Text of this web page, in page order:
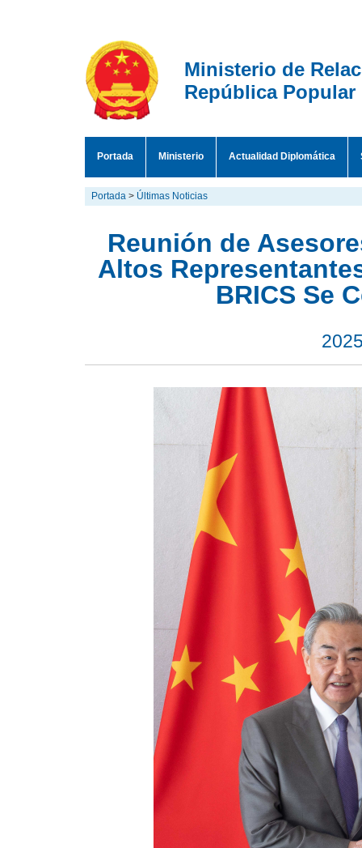
Ministerio de
República Popular
Portada Ministerio Actualidad Diplomática
Portada > Últimas Noticias
Reunión de
Altos
BRICS Se